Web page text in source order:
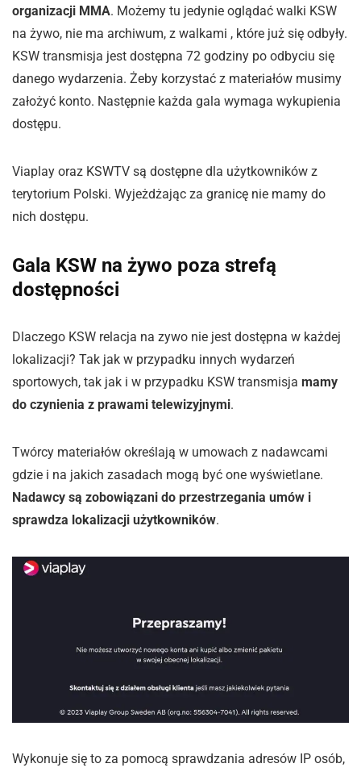
organizacji MMA. Możemy tu jedynie oglądać walki KSW
na żywo, nie ma archiwum, z walkami , które już się odbyły.
KSW transmisja jest dostępna 72 godziny po odbyciu się
danego wydarzenia. Żeby korzystać z materiałów musimy
założyć konto. Następnie każda gala wymaga wykupienia
dostępu.
Viaplay oraz KSWTV są dostępne dla użytkowników z
terytorium Polski. Wyjeżdżając za granicę nie mamy do
nich dostępu.
Gala KSW na żywo poza strefą
dostępności
Dlaczego KSW relacja na zywo nie jest dostępna w każdej
lokalizacji? Tak jak w przypadku innych wydarzeń
sportowych, tak jak i w przypadku KSW transmisja mamy
do czynienia z prawami telewizyjnymi.
Twórcy materiałów określają w umowach z nadawcami
gdzie i na jakich zasadach mogą być one wyświetlane.
Nadawcy są zobowiązani do przestrzegania umów i
sprawdza lokalizacji użytkowników.
Wykonuje się to za pomocą sprawdzania adresów IP osób,